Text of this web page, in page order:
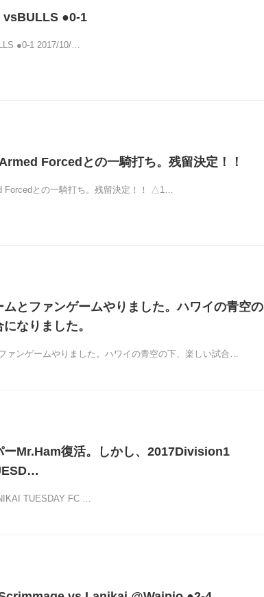
●0-1
●0-1 2017/10/…
Forcedとの一騎打ち。残留決定！！
Forcedとの一騎打ち。残留決定！！ △1…
ムとファンゲームやりました。ハワイの青空の
なりました。
ァンゲームやりました。ハワイの青空の下、楽しい試合…
ーMr.Ham復活。しかし、2017Division1
TUESDAY FC …